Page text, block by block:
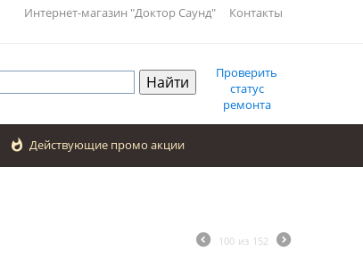
Интернет-магазин "Доктор Саунд" Контакты
Проверить
статус
ремонта
 Действующие промо акции
100 из 152